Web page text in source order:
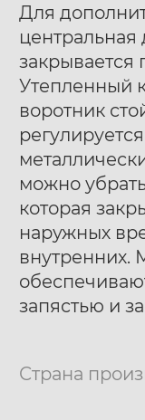
Для
центральная
закрывается
Утепленный
воротник
можно
которая
наружных
внутренних.
запястью и
Страна